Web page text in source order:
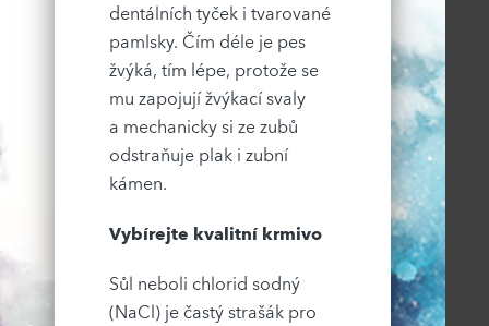
dentálních tyček i tvarované
pamlsky. Čím déle je pes
žvýká, tím lépe, protože se
mu zapojují žvýkací svaly
a mechanicky si ze zubů
odstraňuje plak i zubní
kámen.
Vybírejte kvalitní krmivo
Sůl neboli chlorid sodný
(NaCl) je častý strašák pro